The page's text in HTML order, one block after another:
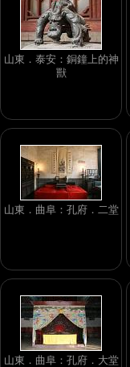
山東．泰安：銅鐘上的神
獸
山東．曲阜：孔府．二堂
山東．曲阜：孔府．大堂